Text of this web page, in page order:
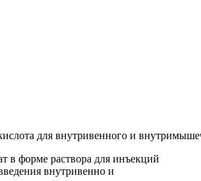
для внутривенного и
в форме раствора для инъекций
внутривенно и